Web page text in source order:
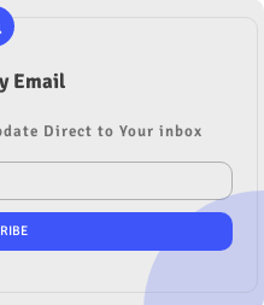
Email
Direct to Your inbox